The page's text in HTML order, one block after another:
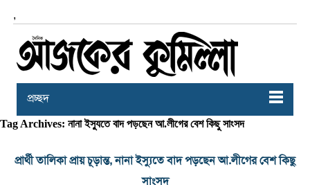
,
প্রচ্ছদ
Tag Archives: নানা ইস্যুতে বাদ পড়ছেন আ.লীগের বেশ কিছু সাংসদ
প্রার্থী তালিকা প্রায় চূড়ান্ত, নানা ইস্যুতে বাদ পড়ছেন আ.লীগের বেশ কিছু
সাংসদ